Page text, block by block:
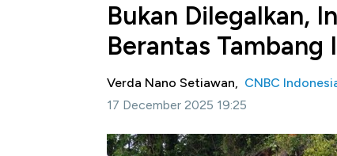
Bukan Dilegalkan,
Berantas Tambang
Verda Nano Setiawan, CNBC
17 December 2025 19:25